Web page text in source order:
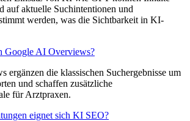
auf aktuelle Suchintentionen und
werden, was die Sichtbarkeit in KI-
Google AI Overviews?
ergänzen die klassischen Suchergebnisse um
und schaffen zusätzliche
für Arztpraxen.
eignet sich KI SEO?